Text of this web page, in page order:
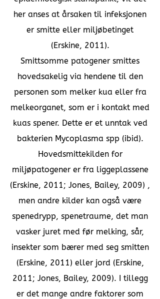
her anses at årsaken til infeksjonen
er smitte eller miljøbetinget
(Erskine, 2011).
Smittsomme patogener smittes
hovedsakelig via hendene til den
personen som melker kua eller fra
melkeorganet, som er i kontakt med
kuas spener. Dette er et unntak ved
bakterien Mycoplasma spp (ibid).
Hovedsmittekilden for
miljøpatogener er fra liggeplassene
(Erskine, 2011; Jones, Bailey, 2009) ,
men andre kilder kan også være
spenedrypp, spenetraume, det man
vasker juret med før melking, sår,
insekter som bærer med seg smitten
(Erskine, 2011) eller jord (Erskine,
2011; Jones, Bailey, 2009). I tillegg
er det mange andre faktorer som